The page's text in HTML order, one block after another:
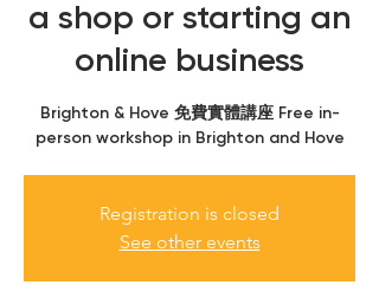
a shop or starting an
online business
Brighton & Hove 免費實體講座 Free in-
person workshop in Brighton and Hove
Registration is closed
See other events